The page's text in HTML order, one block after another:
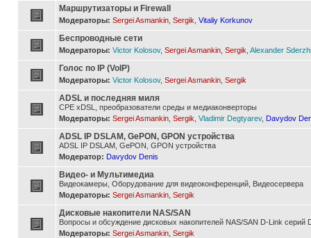
Маршрутизаторы и Firewall
Модераторы: Sergei Asmankin Sergik Vitaliy Korkunov
Беспроводные сети
Модераторы: Victor Kolosov, Sergei Asmankin Sergik Alexander
Голос по IP (VoIP)
Модераторы: Victor Kolosov, Sergei Asmankin Sergik
ADSL и последняя миля
CPE xDSL, преобразователи среды и медиаконверторы
Модераторы: Sergei Asmankin Sergik Vladimir Degtyarev, Davydov
ADSL IP DSLAM, GePON, GPON устройства
ADSL IP DSLAM, GePON, GPON устройства
Модератор: Davydov Denis
Видео- и Мультимедиа
Видеокамеры, Оборудование для видеоконференций, Видеосервера
Модераторы: Sergei Asmankin Sergik
Дисковые накопители NAS/SAN
Вопросы и обсуждение дисковых накопителей NAS/SAN D-Link серий
Модераторы: Sergei Asmankin Sergik